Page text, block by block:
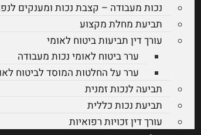
נכות מעבודה – קצבת נכות ומענקים
תביעת מחלת מקצוע
עורך דין תביעות ביטוח לאומי
ערר ביטוח לאומי נכות מעבודה
ערר על החלטות המוסד לביטוח
תביעה לנכות זמנית
תביעת נכות כללית
עורך דין זכויות רפואיות